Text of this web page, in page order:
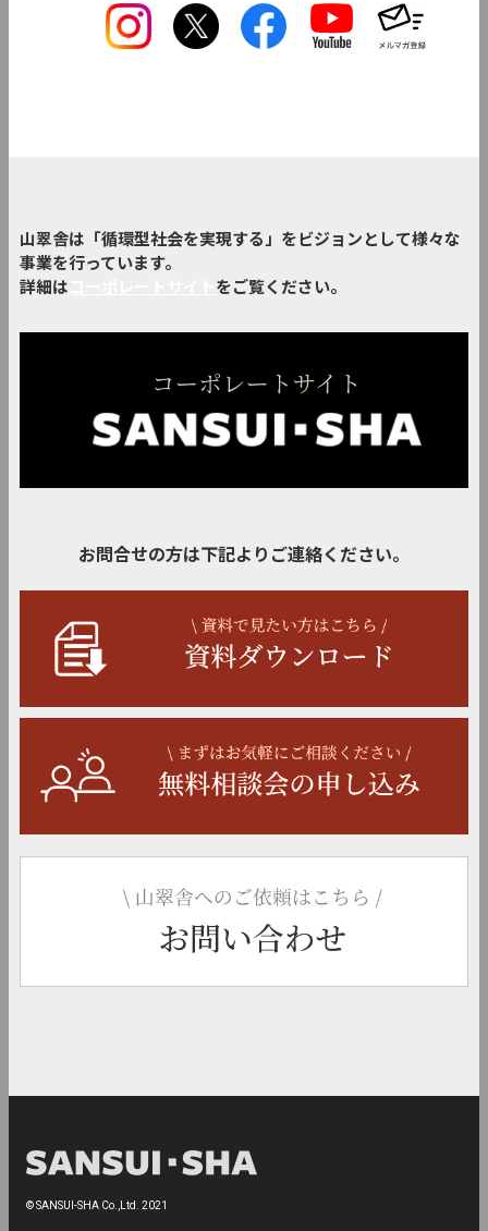
山翠舎は「循環型社会を実現する」をビジョンとして様々な
事業を行っています。
詳細は
をご覧ください。
お問合せの方は下記よりご連絡ください。
© SANSUI-SHA Co.,Ltd. 2021